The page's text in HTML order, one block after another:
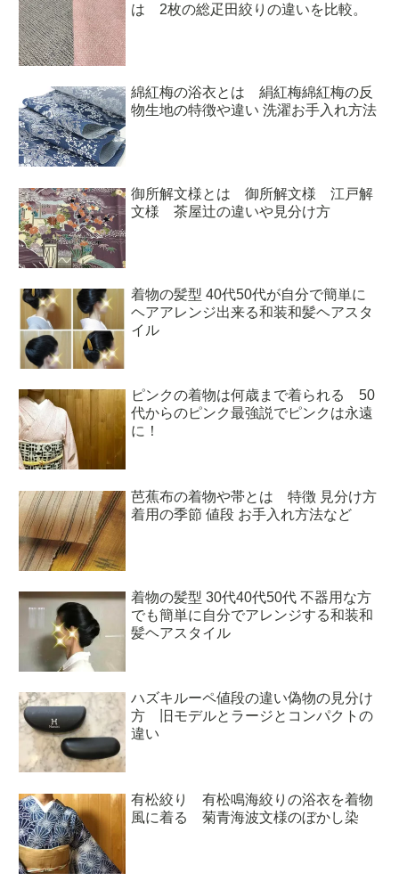
は 2枚の総疋田絞りの違いを比較。
綿紅梅の浴衣とは 絹紅梅綿紅梅の反
物生地の特徴や違い 洗濯お手入れ方法
御所解文様とは 御所解文様 江戸解
文様 茶屋辻の違いや見分け方
着物の髪型 40代50代が自分で簡単に
ヘアアレンジ出来る和装和髪ヘアスタ
イル
ピンクの着物は何歳まで着られる 50
代からのピンク最強説でピンクは永遠
に！
芭蕉布の着物や帯とは 特徴 見分け方
着用の季節 値段 お手入れ方法など
着物の髪型 30代40代50代 不器用な方
でも簡単に自分でアレンジする和装和
髪ヘアスタイル
ハズキルーペ値段の違い偽物の見分け
方 旧モデルとラージとコンパクトの
違い
有松絞り 有松鳴海絞りの浴衣を着物
風に着る 菊青海波文様のぼかし染